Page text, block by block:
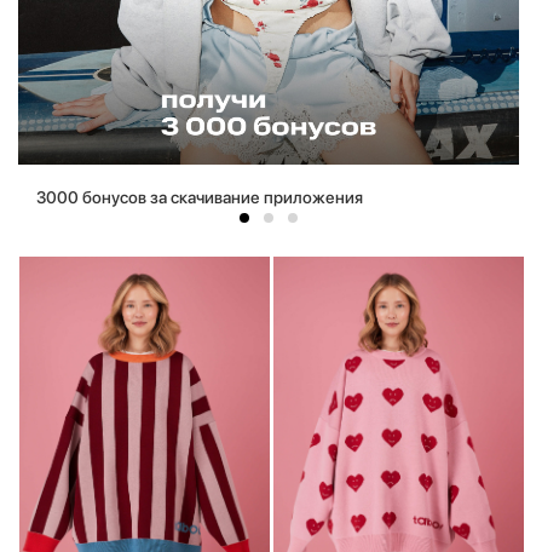
3000 бонусов за скачивание приложения